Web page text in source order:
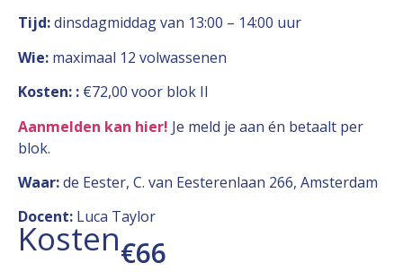
Tijd:dinsdagmiddag van 13:00 – 14:00 uur
Wie: maximaal 12 volwassenen
Kosten: : €72,00 voor blok II
Aanmelden kan hier! Je meld je aan én betaalt per
blok.
Waar:de Eester, C. van Eesterenlaan 266, Amsterdam
Docent: Luca Taylor
Kosten€66